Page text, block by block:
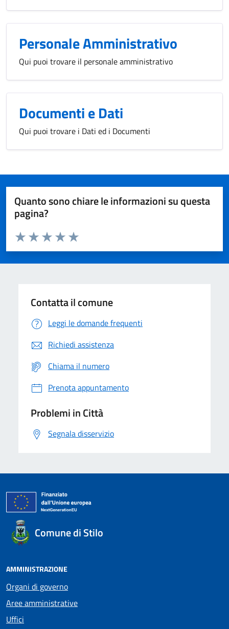
Personale Amministrativo
Qui puoi trovare il personale amministrativo
Documenti e Dati
Qui puoi trovare i Dati ed i Documenti
Quanto sono chiare le informazioni su questa
pagina?
Domanda
Valuta da 1 a 5 stelle la pagina
Valuta 5 stelle su 5
Valuta 4 stelle su 5
Valuta 3 stelle su 5
Valuta 2 stelle su 5
Valuta 1 stelle su 5
Contatta il comune
Leggi le domande frequenti
Richiedi assistenza
Chiama il numero
Prenota appuntamento
Problemi in Città
Segnala disservizio
Comune di Stilo
AMMINISTRAZIONE
Organi di governo
Aree amministrative
Uffici